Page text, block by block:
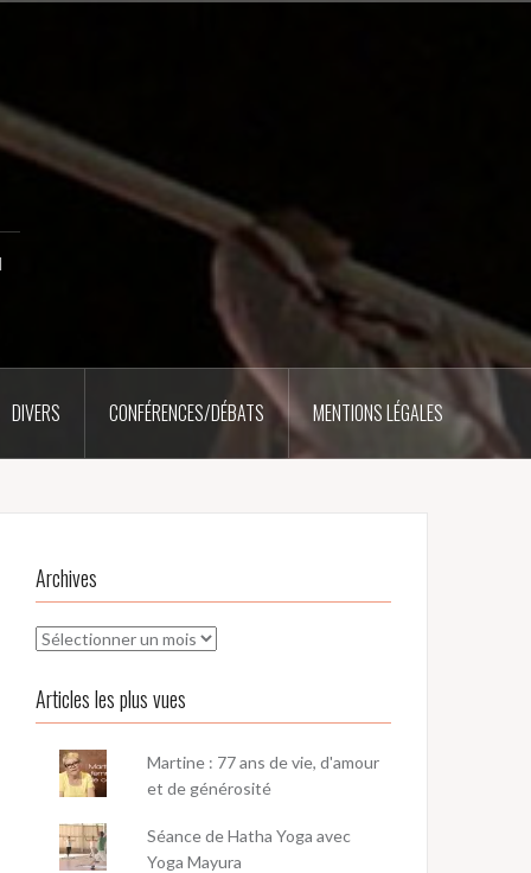
DIVERS CONFÉRENCES/DÉBATS MENTIONS LÉGALES
Archives
Archives
Articles les plus vues
Martine : 77 ans de vie, d'amour
et de générosité
Séance de Hatha Yoga avec
Yoga Mayura